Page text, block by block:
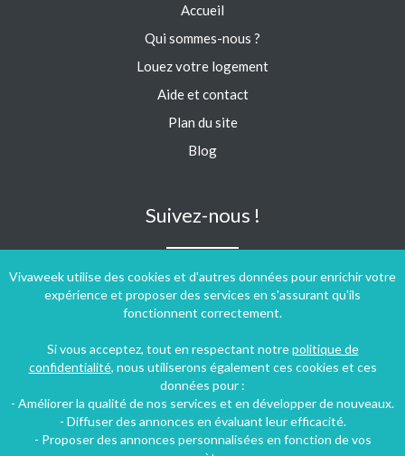
Vivaweek utilise des cookies et d'autres données pour enrichir votre
expérience et proposer des services en s'assurant qu'ils
fonctionnent correctement.
Si vous acceptez, tout en respectant notrepolitique de
confidentialité, nous utiliserons également ces cookies et ces
données pour :
- Améliorer la qualité de nos services et en développer de nouveaux.
- Diffuser des annonces en évaluant leur efficacité.
- Proposer des annonces personnalisées en fonction de vos
Accueil
Qui sommes-nous ?
Louez votre logement
Aide et contact
Plan du site
Blog
Suivez-nous !